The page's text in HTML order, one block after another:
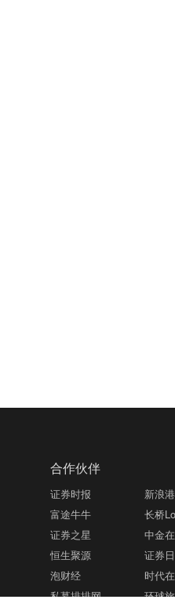
合作伙伴
证券时报 新浪
富途牛牛
长桥
证券之星
中金
恒生聚源
证券
泡财经
时代
私募排排网
环球